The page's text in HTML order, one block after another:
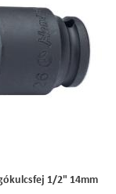
1/2" 14mm